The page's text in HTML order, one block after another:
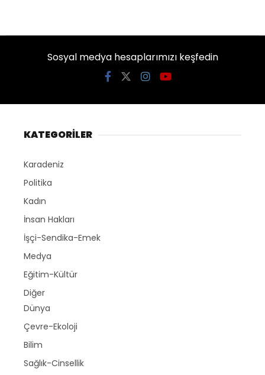
Sosyal medya hesaplarımızı keşfedin
KATEGORİLER
Karadeniz
Politika
Kadın
İnsan Hakları
İşçi-Sendika-Emek
Medya
Eğitim-Kültür
Diğer
Dünya
Çevre-Ekoloji
Bilim
Sağlık-Cinsellik